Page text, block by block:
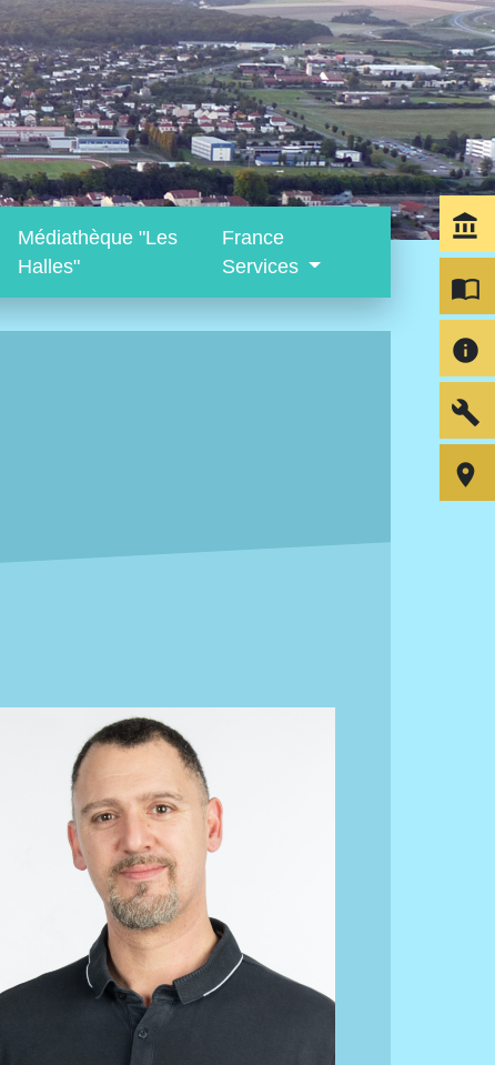
Médiathèque "Les
Halles"
France
Services
account_balance
import_contacts
info
build
room